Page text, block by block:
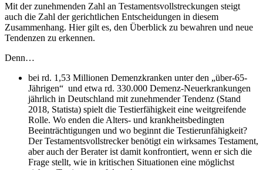
Mit der zunehmenden Zahl an Testamentsvollstreckungen steigt
auch die Zahl der gerichtlichen Entscheidungen in diesem
Zusammenhang. Hier gilt es, den Überblick zu bewahren und neue
Tendenzen zu erkennen.
Denn…
bei rd. 1,53 Millionen Demenzkranken unter den „über-65-
Jährigen“ und etwa rd. 330.000 Demenz-Neuerkrankungen
jährlich in Deutschland mit zunehmender Tendenz (Stand
2018, Statista) spielt die Testierfähigkeit eine weitgreifende
Rolle. Wo enden die Alters- und krankheitsbedingten
Beeinträchtigungen und wo beginnt die Testierunfähigkeit?
Der Testamentsvollstrecker benötigt ein wirksames Testament,
aber auch der Berater ist damit konfrontiert, wenn er sich die
Frage stellt, wie in kritischen Situationen eine möglichst